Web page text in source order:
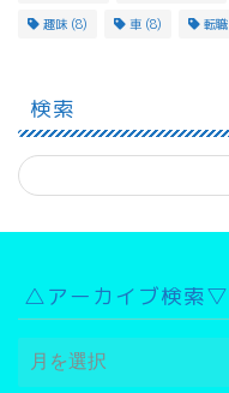
趣味 (8) 車 (8) 転職
検索
△アーカイブ検索▽
△
ア